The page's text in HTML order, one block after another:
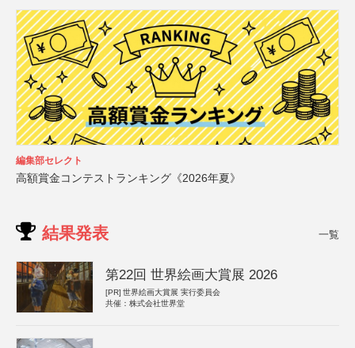
編集部セレクト
高額賞金コンテストランキング《2026年夏》
結果発表 一覧
第22回 世界絵画大賞展 2026
[PR] 世界絵画大賞展 実行委員会
共催：株式会社世界堂